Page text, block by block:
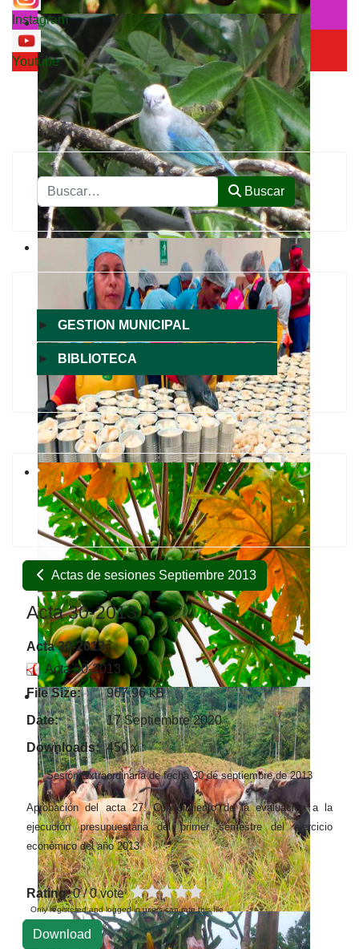
Instagram
Youtube
Buscar Buscar
► GESTION MUNICIPAL
► BIBLIOTECA
Actas de sesiones Septiembre 2013
Acta 30-2013
Acta 30-2013
Acta 30-2013
File Size:
967.96 kB
Date:
17 Septiembre 2020
Downloads: 450 x
Sesión Extraordinaria de fecha 30 de septiembre de 2013
Aprobación del acta 27. Conocimiento de la evaluación a la
ejecución presupuestaria del primer semestre del ejercicio
económico del año 2013.
Rating: 0 / 0 vote
Only registered and logged in users can rate this file